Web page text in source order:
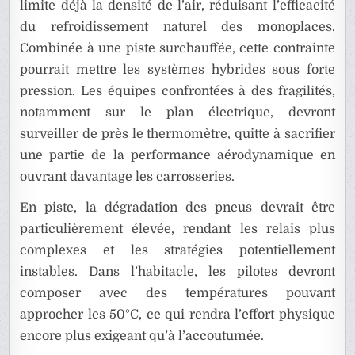
limite déjà la densité de l’air, réduisant l’efficacité
du refroidissement naturel des monoplaces.
Combinée à une piste surchauffée, cette contrainte
pourrait mettre les systèmes hybrides sous forte
pression. Les équipes confrontées à des fragilités,
notamment sur le plan électrique, devront
surveiller de près le thermomètre, quitte à sacrifier
une partie de la performance aérodynamique en
ouvrant davantage les carrosseries.
En piste, la dégradation des pneus devrait être
particulièrement élevée, rendant les relais plus
complexes et les stratégies potentiellement
instables. Dans l’habitacle, les pilotes devront
composer avec des températures pouvant
approcher les 50°C, ce qui rendra l’effort physique
encore plus exigeant qu’à l’accoutumée.